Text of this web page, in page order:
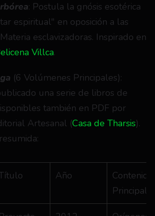
: Postula la gnósis esotérica
espiritual" en oposición a las
Villca.
(6 Volúmenes Principales):
una serie de libros de
también en PDF por
Artesanal (Casa de Tharsis).
Año
Contenido
Principal